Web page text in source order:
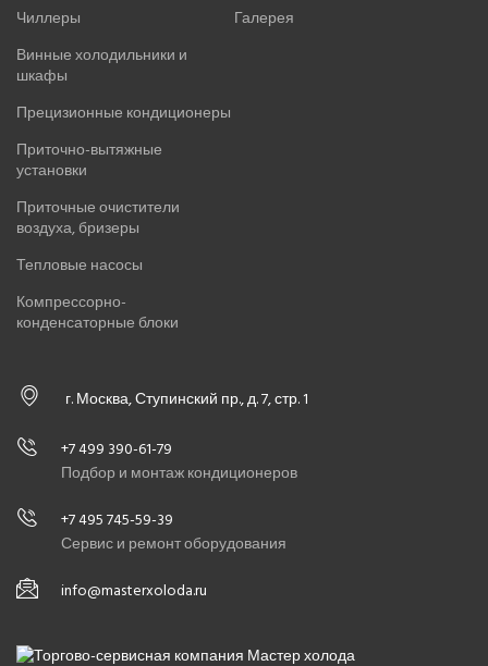
Чиллеры
Винные холодильники и
шкафы
Прецизионные кондиционеры
Приточно-вытяжные
установки
Приточные очистители
воздуха, бризеры
Тепловые насосы
Компрессорно-
конденсаторные блоки
Галерея
г. Москва, Ступинский пр., д. 7, стр. 1
+7 499 390-61-79
Подбор и монтаж кондиционеров
+7 495 745-59-39
Сервис и ремонт оборудования
info@masterxoloda.ru